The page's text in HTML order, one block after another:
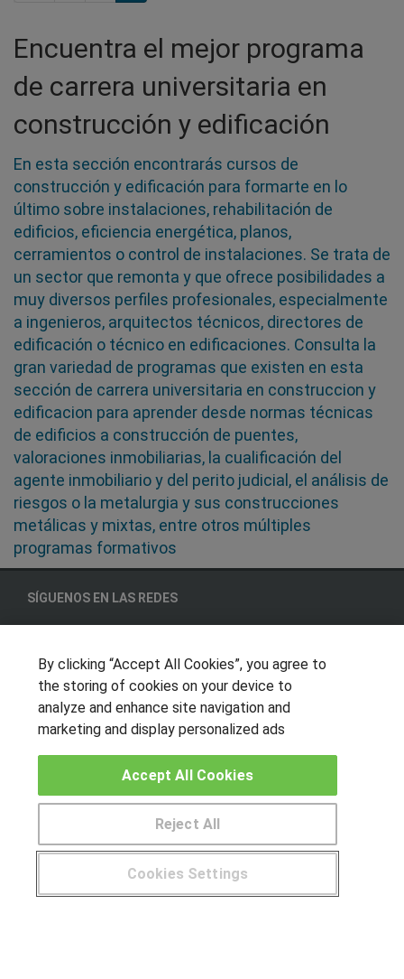
Encuentra el mejor programa
de carrera universitaria en
construcción y edificación
En esta sección encontrarás cursos de
construcción y edificación para formarte en lo
último sobre instalaciones, rehabilitación de
edificios, eficiencia energética, planos,
cerramientos o control de instalaciones. Se trata de
un sector que remonta y que ofrece posibilidades a
muy diversos perfiles profesionales, especialmente
a ingenieros, arquitectos técnicos, directores de
edificación o técnico en edificaciones. Consulta la
gran variedad de programas que existen en esta
sección de carrera universitaria en construccion y
edificacion para aprender desde normas técnicas
de edificios a construcción de puentes,
valoraciones inmobiliarias, la cualificación del
agente inmobiliario y del perito judicial, el análisis de
riesgos o la metalurgia y sus construcciones
metálicas y mixtas, entre otros múltiples
programas formativos
SÍGUENOS EN LAS REDES
OTROS GRUPOS DE INTERES
Muro de los idiomas
Locos por las becas
Publicar cursos
USUARIOS ¿Tienes alguna duda? 900 264 357
By clicking “Accept All Cookies”, you agree to
the storing of cookies on your device to
analyze and enhance site navigation and
marketing and display personalized ads
Cookies Settings
Reject All
Accept All Cookies